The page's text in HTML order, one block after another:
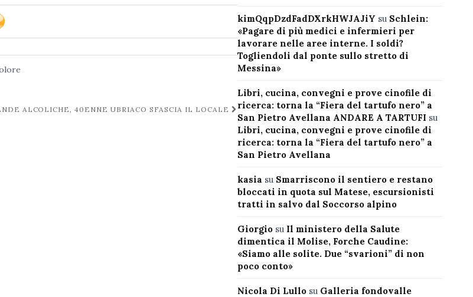
ALCOLICHE, 40ENNE UBRIACO SFASCIA IL LOCALE
kimQqpDzdFadDXrkHWJAJiY su Schlein:
«Pagare di più medici e infermieri per
lavorare nelle aree interne. I soldi?
Togliendoli dal ponte sullo stretto di
Messina»
Libri, cucina, convegni e prove cinofile di
ricerca: torna la “Fiera del tartufo nero” a
San Pietro Avellana ANDARE A TARTUFI su
Libri, cucina, convegni e prove cinofile di
ricerca: torna la “Fiera del tartufo nero” a
San Pietro Avellana
kasia su Smarriscono il sentiero e restano
bloccati in quota sul Matese, escursionisti
tratti in salvo dal Soccorso alpino
Giorgiosu Il ministero della Salute
dimentica il Molise, Forche Caudine:
«Siamo alle solite. Due “svarioni” di non
poco conto»
Nicola Di Lullosu Galleria fondovalle